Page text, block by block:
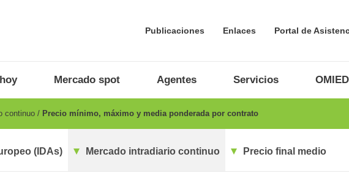
Publicaciones Enlaces Portal de
Mercado spot Agentes Servicios
continuo Precio mínimo, máximo y media ponderada por contrato
(IDAs) Mercado intradiario continuo Precio final medio